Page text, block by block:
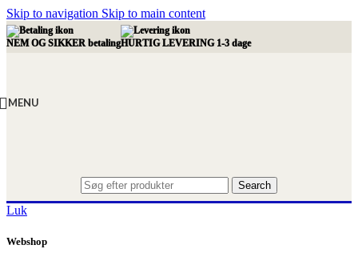
Skip to navigation Skip to main content
NEM OG SIKKER betalingHURTIG LEVERING 1-3 dage
MENU
Search
Luk
Webshop